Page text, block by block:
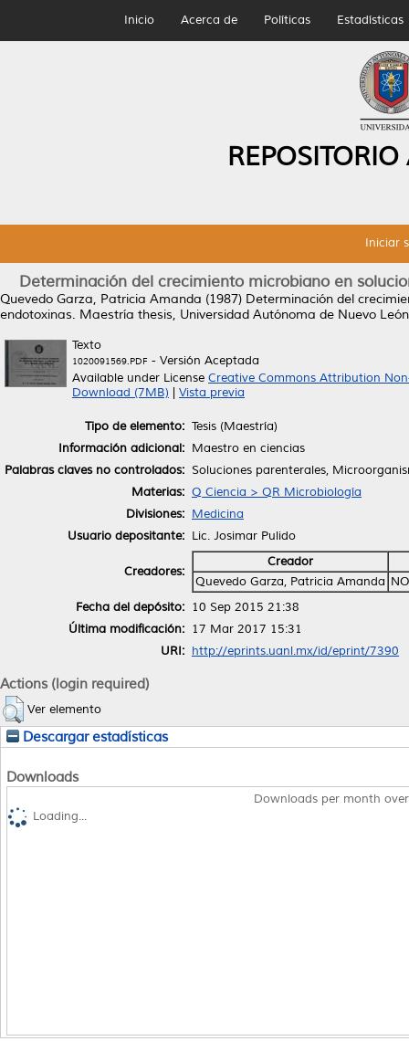
Inicio Acerca de Políticas Estadísticas
Iniciar
Determinación del crecimiento microbiano en
Quevedo Garza, Patricia Amanda (1987) Determinación del
endotoxinas. Maestría thesis, Universidad Autónoma de Nuevo
Texto
1020091569.PDF - Versión Aceptada
Available under License Creative Commons Attribution
Download (7MB)
Vista previa
Tipo de elemento: Tesis (Maestría)
Información adicional: Maestro en ciencias
Palabras claves no controlados: Soluciones parenterales,
Materias: Q Ciencia > QR Microbiología
Divisiones: Medicina
Usuario depositante: Lic. Josimar Pulido
Creadores:
Creador
Quevedo Garza, Patricia Amanda
Fecha del depósito: 10 Sep 2015 21:38
Última modificación: 17 Mar 2017 15:31
URI: http://eprints.uanl.mx/id/eprint/7390
Actions (login required)
Ver elemento
Descargar estadísticas
Downloads
Downloads per month
Loading...